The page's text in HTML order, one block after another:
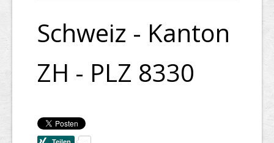
Schweiz - Kanton
ZH - PLZ 8330